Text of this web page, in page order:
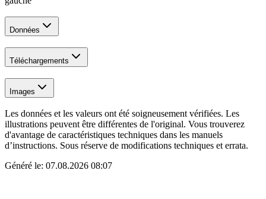
Données
Téléchargements
Images
Les données et les valeurs ont été soigneusement vérifiées. Les
illustrations peuvent être différentes de l'original. Vous trouverez
d'avantage de caractéristiques techniques dans les manuels
d’instructions. Sous réserve de modifications techniques et errata.
Généré le: 07.08.2026 08:07